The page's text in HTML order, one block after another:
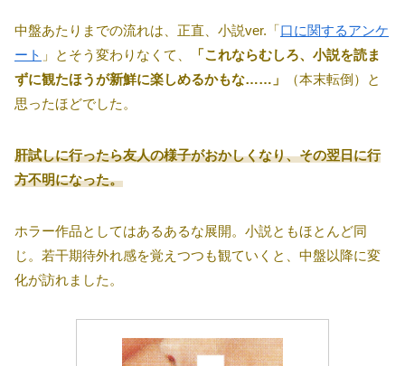
中盤あたりまでの流れは、正直、小説ver.「口に関するアンケ
ート 」とそう変わりなくて、
「これならむしろ、小説を読ま
ずに観たほうが新鮮に楽しめるかもな……」
（本末転倒）と
思ったほどでした。
肝試しに行ったら友人の様子がおかしくなり、その翌日に行
方不明になった。
ホラー作品としてはあるあるな展開。小説ともほとんど同
じ。若干期待外れ感を覚えつつも観ていくと、中盤以降に変
化が訪れました。